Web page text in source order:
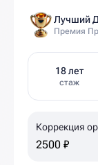
Лучший
Премия
18 лет
стаж
Коррекция
2500 ₽